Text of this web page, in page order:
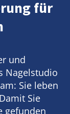
für
und
Nagelstudio
Sie leben
Sie
gefunden